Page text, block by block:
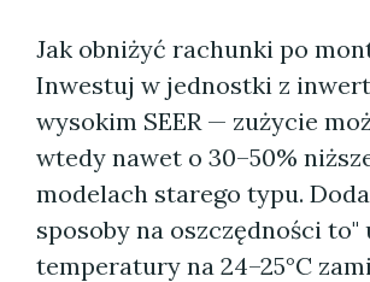
Jak obniżyć rachunki po
Inwestuj w jednostki z
wysokim SEER — zużycie
wtedy nawet o 30–50%
modelach starego typu.
sposoby na oszczędności to"
temperatury na 24–25°C